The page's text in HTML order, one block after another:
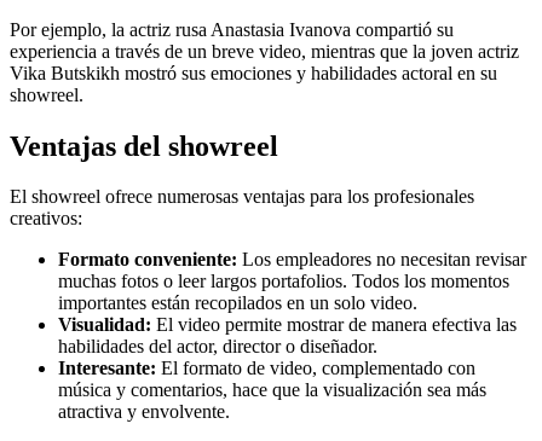
Por ejemplo, la actriz rusa Anastasia Ivanova compartió su
experiencia a través de un breve video, mientras que la joven actriz
Vika Butskikh mostró sus emociones y habilidades actoral en su
showreel.
Ventajas del showreel
El showreel ofrece numerosas ventajas para los profesionales
creativos:
Formato conveniente: Los empleadores no necesitan revisar
muchas fotos o leer largos portafolios. Todos los momentos
importantes están recopilados en un solo video.
Visualidad: El video permite mostrar de manera efectiva las
habilidades del actor, director o diseñador.
Interesante: El formato de video, complementado con
música y comentarios, hace que la visualización sea más
atractiva y envolvente.